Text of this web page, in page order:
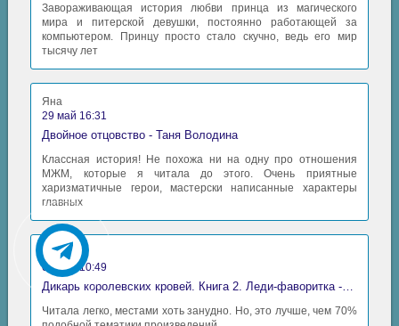
Завораживающая история любви принца из магического
мира и питерской девушки, постоянно работающей за
компьютером. Принцу просто стало скучно, ведь его мир
тысячу лет
Яна
29 май 16:31
Двойное отцовство - Таня Володина
Классная история! Не похожа ни на одну про отношения
МЖМ, которые я читала до этого. Очень приятные
харизматичные герои, мастерски написанные характеры
главных
Аида
06 май 10:49
Читала легко, местами хоть занудно. Но, это лучше, чем 70%